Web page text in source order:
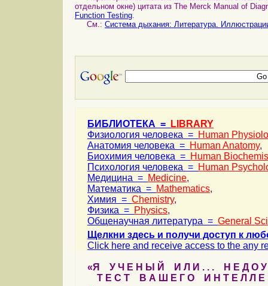
отдельном окне) цитата из The Merck Manual of
Function Testing.
См.: Система дыхания: Литература.
БИБЛИОТЕКА =
LIBRARY
Физиология человека = Human
Анатомия человека = Human Anatomy,
Биохимия человека = Human
Психология человека = Human
Медицина = Medicine,
Математика = Mathematics,
Химия = Chemistry,
Физика = Physics,
Общенаучная литература = General
Щелкни здесь и получи доступ к
Click here and receive access to the any
«Я У Ч Е Н Ы Й И Л И . . . Н Е Д О У
Т Е С Т В А Ш Е Г О И Н Т Е Л Л Е